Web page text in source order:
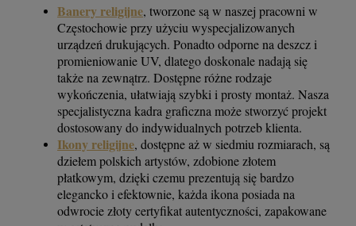
Banery religijne, tworzone są w naszej pracowni w
Częstochowie przy użyciu wyspecjalizowanych
urządzeń drukujących. Ponadto odporne na deszcz i
promieniowanie UV, dlatego doskonale nadają się
także na zewnątrz. Dostępne różne rodzaje
wykończenia, ułatwiają szybki i prosty montaż. Nasza
specjalistyczna kadra graficzna może stworzyć projekt
dostosowany do indywidualnych potrzeb klienta.
Ikony religijne, dostępne aż w siedmiu rozmiarach, są
dziełem polskich artystów, zdobione złotem
płatkowym, dzięki czemu prezentują się bardzo
elegancko i efektownie, każda ikona posiada na
odwrocie złoty certyfikat autentyczności, zapakowane